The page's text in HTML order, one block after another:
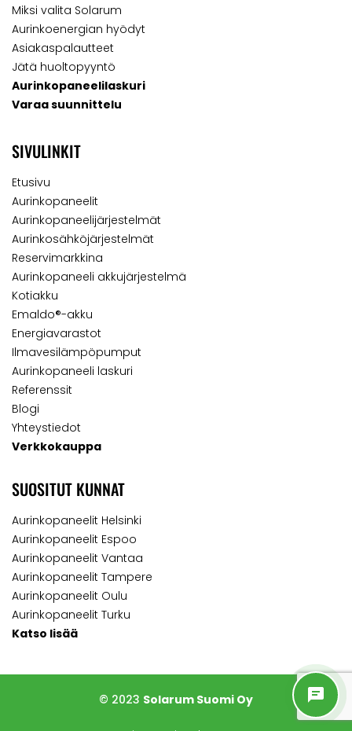
Miksi valita Solarum
Aurinkoenergian hyödyt
Asiakaspalautteet
Jätä huoltopyyntö
Aurinkopaneelilaskuri
Varaa suunnittelu
SIVULINKIT
Etusivu
Aurinkopaneelit
Aurinkopaneelijärjestelmät
Aurinkosähköjärjestelmät
Reservimarkkina
Aurinkopaneeli akkujärjestelmä
Kotiakku
Emaldo®-akku
Energiavarastot
Ilmavesilämpöpumput
Aurinkopaneeli laskuri
Referenssit
Blogi
Yhteystiedot
Verkkokauppa
SUOSITUT KUNNAT
Aurinkopaneelit Helsinki
Aurinkopaneelit Espoo
Aurinkopaneelit Vantaa
Aurinkopaneelit Tampere
Aurinkopaneelit Oulu
Aurinkopaneelit Turku
Katso lisää
© 2023 Solarum Suomi Oy